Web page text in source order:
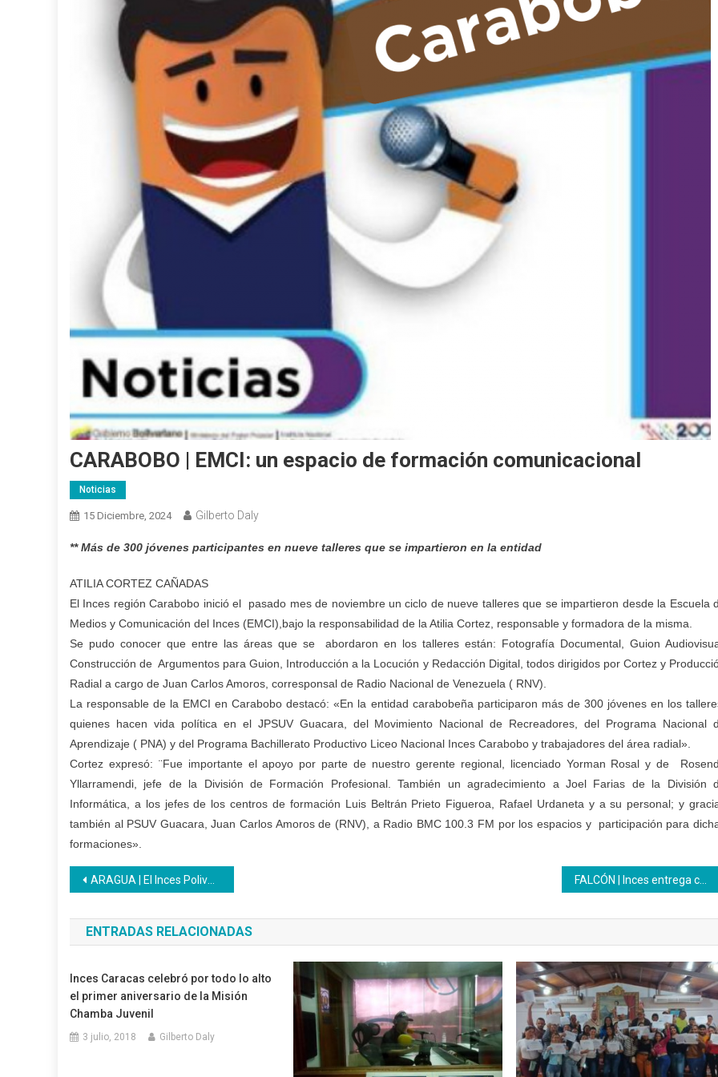
CARABOBO | EMCI: un espacio de formación comunicacional
Noticias
15 Diciembre, 2024 Gilberto Daly
** Más de 300 jóvenes participantes en nueve talleres que se impartieron en la entidad
ATILIA CORTEZ CAÑADAS
El Inces región Carabobo inició el pasado mes de noviembre un ciclo de nueve talleres que se impartieron desde la Escuela
Medios y Comunicación del Inces (EMCI),bajo la responsabilidad de la Atilia Cortez, responsable y formadora de la misma.
Se pudo conocer que entre las áreas que se abordaron en los talleres están: Fotografía Documental, Guion
Construcción de Argumentos para Guion, Introducción a la Locución y Redacción Digital, todos dirigidos por Cortez y
Radial a cargo de Juan Carlos Amoros, corresponsal de Radio Nacional de Venezuela ( RNV).
La responsable de la EMCI en Carabobo destacó: «En la entidad carabobeña participaron más de 300 jóvenes en los
quienes hacen vida política en el JPSUV Guacara, del Movimiento Nacional de Recreadores, del Programa Nacional
Aprendizaje ( PNA) y del Programa Bachillerato Productivo Liceo Nacional Inces Carabobo y trabajadores del área radial».
Cortez expresó: ¨Fue importante el apoyo por parte de nuestro gerente regional, licenciado Yorman Rosal y de
Yllarramendi, jefe de la División de Formación Profesional. También un agradecimiento a Joel Farias de la División
Informática, a los jefes de los centros de formación Luis Beltrán Prieto Figueroa, Rafael Urdaneta y a su personal; y
también al PSUV Guacara, Juan Carlos Amoros de (RNV), a Radio BMC 100.3 FM por los espacios y participación para
formaciones».
Navegación
de
entradas
ARAGUA | El Inces Polivalente Bermúdez celebró la diversidad cultural venezolana
ENTRADAS RELACIONADAS
Inces Caracas celebró por todo lo alto
el primer aniversario de la Misión
Chamba Juvenil
3 julio, 2018 Gilberto Daly